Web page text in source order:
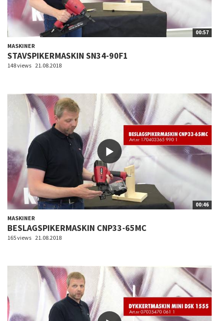
00:57
MASKINER
STAVSPIKERMASKIN SN34-90F1
148 views 21.08.2018
00:46
MASKINER
BESLAGSPIKERMASKIN CNP33-65MC
165 views 21.08.2018